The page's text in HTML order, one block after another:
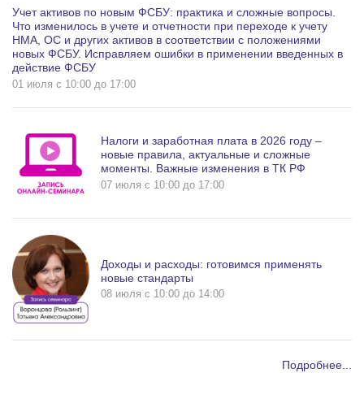
Учет активов по новым ФСБУ: практика и сложные вопросы.
Что изменилось в учете и отчетности при переходе к учету
НМА, ОС и других активов в соответствии с положениями
новых ФСБУ. Исправляем ошибки в применении введенных в
действие ФСБУ
01 июля c 10:00 до 17:00
Налоги и заработная плата в 2026 году –
новые правила, актуальные и сложные
моменты. Важные изменения в ТК РФ
07 июля c 10:00 до 17:00
Доходы и расходы: готовимся применять
новые стандарты
08 июля c 10:00 до 14:00
Подробнее...